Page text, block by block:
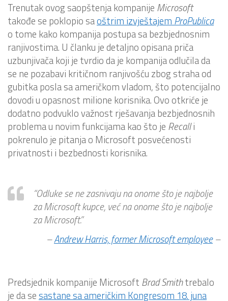
Trenutak ovog saopštenja kompanije Microsoft
takođe se poklopio saoštrim izvještajem ProPublica
o tome kako kompanija postupa sa bezbjednosnim
ranjivostima. U članku je detaljno opisana priča
uzbunjivača koji je tvrdio da je kompanija odlučila da
se ne pozabavi kritičnom ranjivošću zbog straha od
gubitka posla sa američkom vladom, što potencijalno
dovodi u opasnost milione korisnika. Ovo otkriće je
dodatno podvuklo važnost rješavanja bezbjednosnih
problema u novim funkcijama kao što je Recalli
pokrenulo je pitanja o Microsoft posvećenosti
privatnosti i bezbednosti korisnika.
“Odluke se ne zasnivaju na onome što je najbolje
za Microsoft kupce, već na onome što je najbolje
za Microsoft.”
–Andrew Harris, former Microsoft employee–
Predsjednik kompanije Microsoft BradSmithtrebalo
je da se sastane sa američkim Kongresom 18. juna